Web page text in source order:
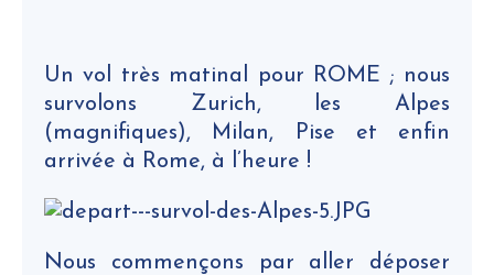
Un vol très matinal pour ROME ; nous
survolons Zurich, les Alpes
(magnifiques), Milan, Pise et enfin
arrivée à Rome, à l’heure !
Nous commençons par aller déposer